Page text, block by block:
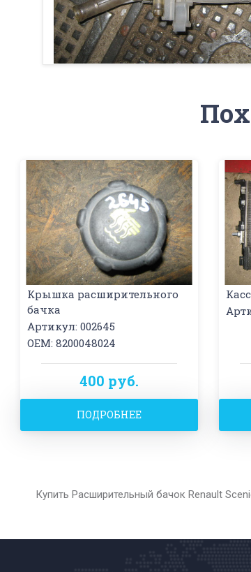
Крышка расширительного
бачка
Артикул: 002645
OEM: 8200048024
400 руб.
ПОДРОБНЕЕ
Купить Расширительный бачок Renault